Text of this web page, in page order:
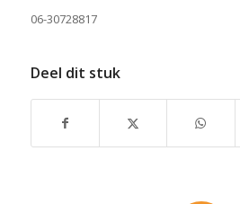
06-30728817
Deel dit stuk